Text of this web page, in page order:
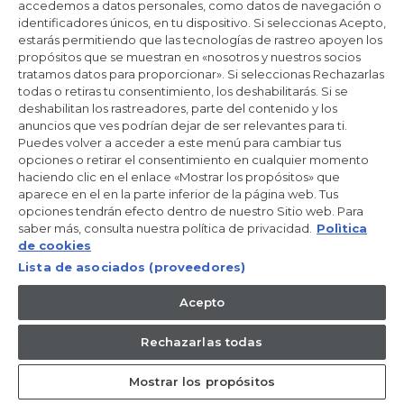
Productos de cuidado y mantenimiento
Mantente en contacto
Regístrate ahora
Candy Hoover Group Srl –con accionista único, empresa que
gestiona y coordina la actividad de Candy S.p.A, con domicilio fiscal
en Via Comolli, 57 - 20861 Brugherio (MB) – Sede administrativa:
Via Privata Eden Fumagalli - 20861 Brugherio (MB). - Italia con
Registro Mercantil/ tributación de Monza y Brianza 04666310158 –
IVA núm. IT00786860965
ES / Español
accedemos a datos personales, como datos de navegación o
identificadores únicos, en tu dispositivo. Si seleccionas Acepto,
estarás permitiendo que las tecnologías de rastreo apoyen los
propósitos que se muestran en «nosotros y nuestros socios
tratamos datos para proporcionar». Si seleccionas Rechazarlas
todas o retiras tu consentimiento, los deshabilitarás. Si se
deshabilitan los rastreadores, parte del contenido y los
anuncios que ves podrían dejar de ser relevantes para ti.
Puedes volver a acceder a este menú para cambiar tus
opciones o retirar el consentimiento en cualquier momento
haciendo clic en el enlace «Mostrar los propósitos» que
aparece en el en la parte inferior de la página web. Tus
opciones tendrán efecto dentro de nuestro Sitio web. Para
saber más, consulta nuestra política de privacidad.
Polìtica
de cookies
Lista de asociados (proveedores)
Acepto
Rechazarlas todas
Mostrar los propósitos